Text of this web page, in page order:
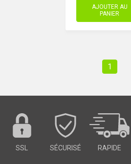
AJOUTER AU
PANIER
1
SSL SÉCURISÉ RAPIDE